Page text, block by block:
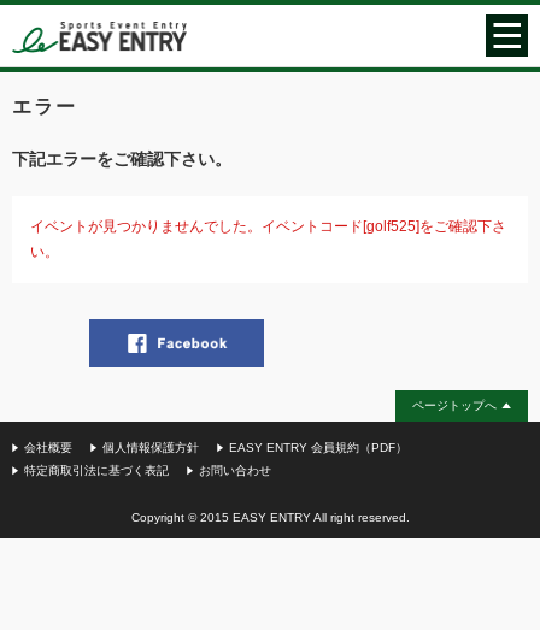
エラー
下記エラーをご確認下さい。
イベントが見つかりませんでした。イベントコード[golf525]をご確認下さ
い。
ページトップへ
会社概要 個人情報保護方針
EASY ENTRY 会員規約（PDF）
特定商取引法に基づく表記
お問い合わせ
Copyright © 2015 EASY ENTRY All right reserved.